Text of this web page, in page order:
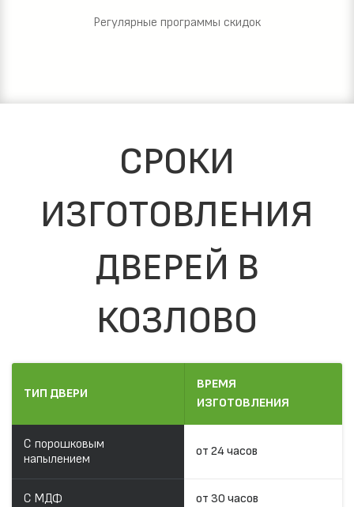
Регулярные программы скидок
СРОКИ
ИЗГОТОВЛЕНИЯ
ДВЕРЕЙ В
КОЗЛОВО
ТИП ДВЕРИ
ВРЕМЯ
ИЗГОТОВЛЕНИЯ
С порошковым
напылением
от 24 часов
С МДФ от 30 часов